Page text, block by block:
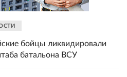
бойцы ликвидировали
батальона ВСУ